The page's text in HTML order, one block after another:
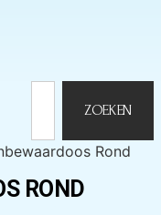
ZOEKEN
Rond
ROND